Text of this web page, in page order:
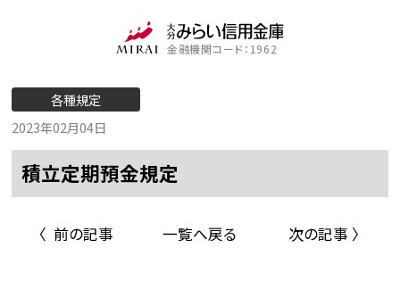
金融機関コード：1962
各種規定
2023年02月04日
積立定期預金規定
〈 前の記事 一覧へ戻る 次の記事 〉